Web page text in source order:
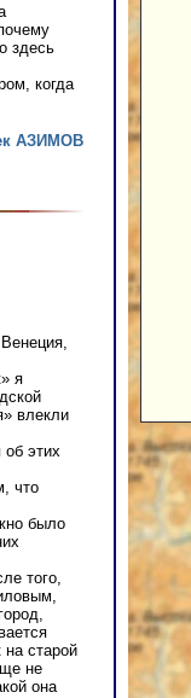
здесь
когда
АЗИМОВ
я
влекли
об этих
что
было
того,
старой
не
она